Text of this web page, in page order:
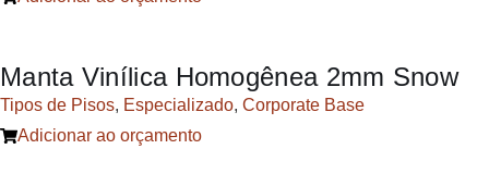
Manta Vinílica Homogênea 2mm Snow
Tipos de Pisos, Especializado, Corporate Base
Adicionar ao orçamento